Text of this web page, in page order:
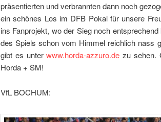
präsentierten und verbrannten dann noch
ein schönes Los im DFB Pokal für unsere
ins Fanprojekt, wo der Sieg noch
des Spiels schon vom Himmel reichlich nass
gibt es unterwww.horda-azzuro.de zu sehen.
Horda + SM!
VfL BOCHUM: